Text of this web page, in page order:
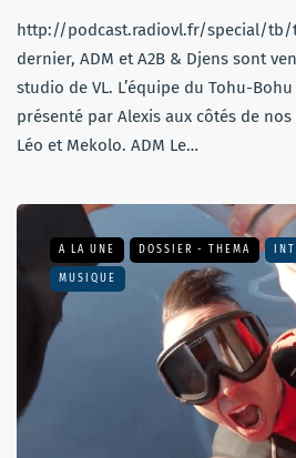
http://podcast.radiovl.fr/special/tb/
dernier, ADM et A2B & Djens sont
studio de VL. L’équipe du Tohu-
présenté par Alexis aux côtés de
Léo et Mekolo. ADM Le…
A LA UNE DOSSIER - THEMA
MUSIQUE